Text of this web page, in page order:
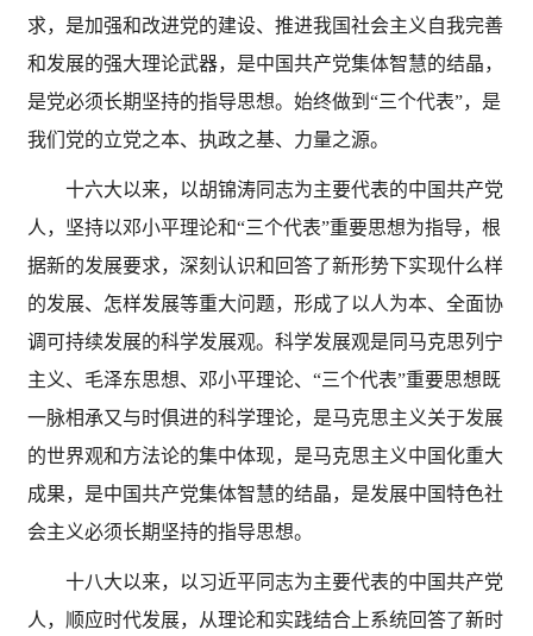
求，是加强和改进党的建设、推进我国社会主义自我完善
和发展的强大理论武器，是中国共产党集体智慧的结晶，
是党必须长期坚持的指导思想。始终做到“三个代表”，是
我们党的立党之本、执政之基、力量之源。
十六大以来，以胡锦涛同志为主要代表的中国共产党
人，坚持以邓小平理论和“三个代表”重要思想为指导，根
据新的发展要求，深刻认识和回答了新形势下实现什么样
的发展、怎样发展等重大问题，形成了以人为本、全面协
调可持续发展的科学发展观。科学发展观是同马克思列宁
主义、毛泽东思想、邓小平理论、“三个代表”重要思想既
一脉相承又与时俱进的科学理论，是马克思主义关于发展
的世界观和方法论的集中体现，是马克思主义中国化重大
成果，是中国共产党集体智慧的结晶，是发展中国特色社
会主义必须长期坚持的指导思想。
十八大以来，以习近平同志为主要代表的中国共产党
人，顺应时代发展，从理论和实践结合上系统回答了新时